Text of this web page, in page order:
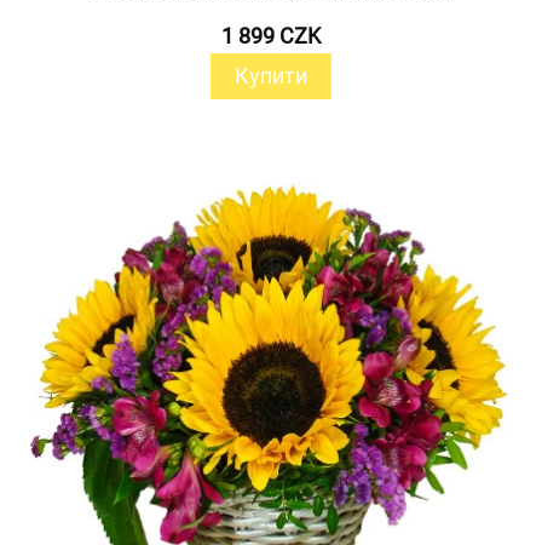
1 899 CZK
Купити